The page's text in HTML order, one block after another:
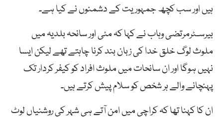
ہیں اور سب کچھ جمہوریت کے دشمنوں نے کیا ہے۔
بیرسـٹرمرتضی وہاب نے کہا کہ مئی اور سانحہ بلدیہ میں
ملوث لوگ خلق خدا کی زبان بند کرنا چاہتے تھے لیکن ایسا
نہیں ہوگا اور ان سانحات میں ملوث افراد کو کیفر کردار تک
پہنچانے والے ہر شخص کو سلام پیش کرتے ہیں۔
ان کا کہنا تھا کہ کراچی میں امن آتے ہی شہر کی روشنیاں لوٹ